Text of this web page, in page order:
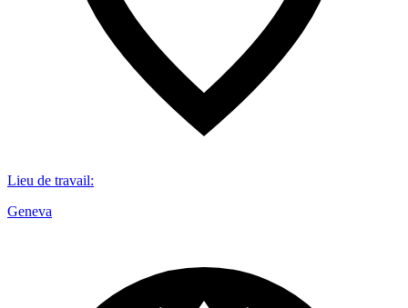
Lieu de travail:
Geneva